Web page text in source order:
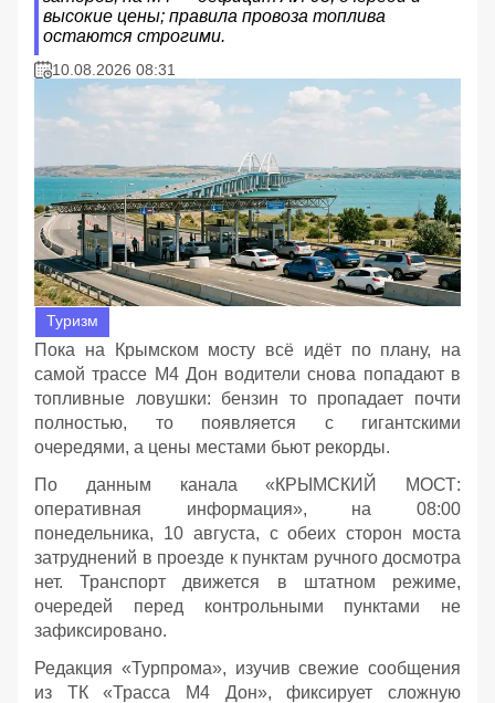
высокие цены; правила провоза топлива
остаются строгими.
10.08.2026 08:31
Туризм
Пока на Крымском мосту всё идёт по плану, на
самой трассе М4 Дон водители снова попадают в
топливные ловушки: бензин то пропадает почти
полностью, то появляется с гигантскими
очередями, а цены местами бьют рекорды.
По данным канала «КРЫМСКИЙ МОСТ:
оперативная информация», на 08:00
понедельника, 10 августа, с обеих сторон моста
затруднений в проезде к пунктам ручного досмотра
нет. Транспорт движется в штатном режиме,
очередей перед контрольными пунктами не
зафиксировано.
Редакция «Турпрома», изучив свежие сообщения
из ТК «Трасса М4 Дон», фиксирует сложную